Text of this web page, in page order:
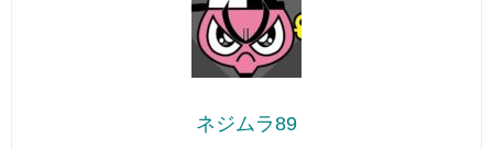
ネジムラ89